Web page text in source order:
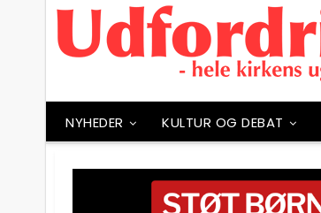
NYHEDER KULTUR OG DEBAT